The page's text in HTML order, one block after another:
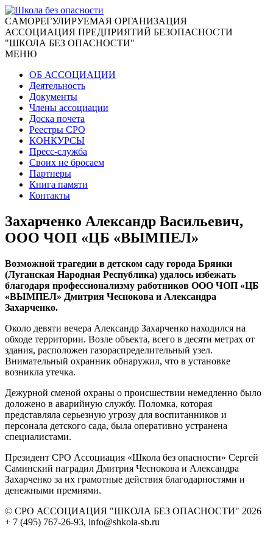
CАМОРЕГУЛИРУЕМАЯ ОРГАНИЗАЦИЯ
АССОЦИАЦИЯ ПРЕДПРИЯТИЙ БЕЗОПАСНОСТИ
"ШКОЛА БЕЗ ОПАСНОСТИ"
МЕНЮ
ОБ АССОЦИАЦИИ
Деятельность
Документы
Члены ассоциации
Доска почета
Реестры СРО
КОНКУРСЫ
Пресс-служба
Своих не бросаем
Партнеры
Книга памяти
Контакты
Захарченко Александр Васильевич,
ООО ЧОП «ЦБ «ВЫМПЕЛ»
Возможной трагедии в детском саду города Брянки
(Луганская Народная Республика) удалось избежать
благодаря профессионализму работников ООО ЧОП «ЦБ
«ВЫМПЕЛ» Дмитрия Чеснокова и Александра
Захарченко.
Около девяти вечера Александр Захарченко находился на
обходе территории. Возле объекта, всего в десяти метрах от
здания, расположен газораспределительный узел.
Внимательный охранник обнаружил, что в установке
возникла утечка.
Дежурной сменой охраны о происшествии немедленно было
доложено в аварийную службу. Поломка, которая
представляла серьезную угрозу для воспитанников и
персонала детского сада, была оперативно устранена
специалистами.
Президент СРО Ассоциация «Школа без опасности» Сергей
Саминский наградил Дмитрия Чеснокова и Александра
Захарченко за их грамотные действия благодарностями и
денежными премиями.
© СРО АССОЦИАЦИЯ "ШКОЛА БЕЗ ОПАСНОСТИ" 2026
+ 7 (495) 767-26-93, info@shkola-sb.ru